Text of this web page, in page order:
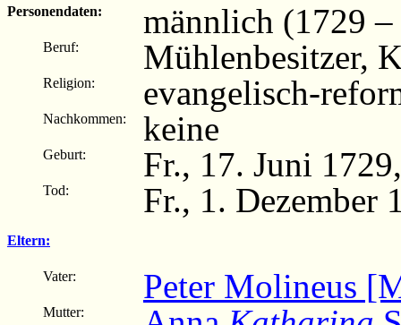
Personendaten:
männlich (1729
Beruf: Mühlenbesitzer,
Religion: evangelisch-
Nachkommen: keine
Geburt: Fr., 17. Juni
Tod: Fr., 1. Dezember
Eltern:
Vater: Peter Molineus
Mutter: